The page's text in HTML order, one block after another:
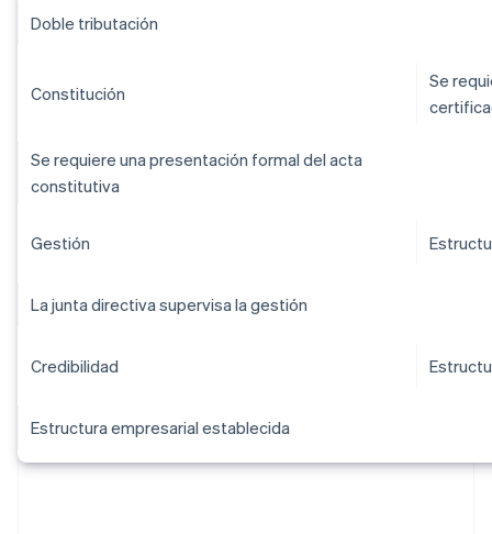
Doble tributación
Constitución
Se
Se requiere una presentación formal del acta
constitutiva
Gestión
La junta directiva supervisa la gestión
Credibilidad
Estructura empresarial establecida